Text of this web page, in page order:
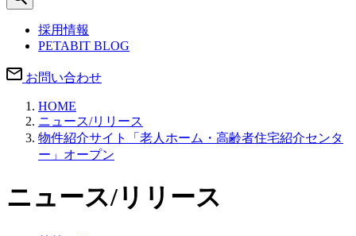
採用情報
PETABIT BLOG
お問い合わせ
HOME
ニュース/リリース
物件紹介サイト「老人ホーム・高齢者住宅紹介センタ
ー」オープン
ニュース/リリース